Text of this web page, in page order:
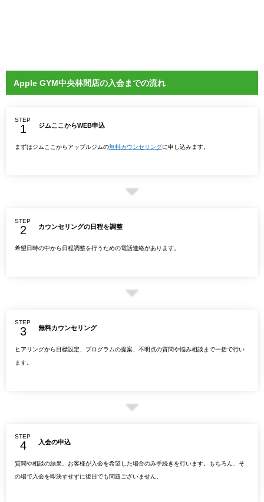
Apple GYM中央林間店の入会までの流れ
STEP
ジムここからWEB申込
まずはジムここからアップルジムの無料カウンセリングに申し込みます。
STEP
カウンセリングの日程を調整
希望日時の中から日程調整を行うための電話連絡があります。
STEP
無料カウンセリング
ヒアリングから目標設定、プログラムの提案、不明点の質問や悩み相談まで一括で行い
ます。
STEP
入会の申込
質問や相談の結果、お客様が入会を希望した場合のみ手続きを行います。もちろん、そ
の場で入会を即決すせずに後日でも問題ございません。